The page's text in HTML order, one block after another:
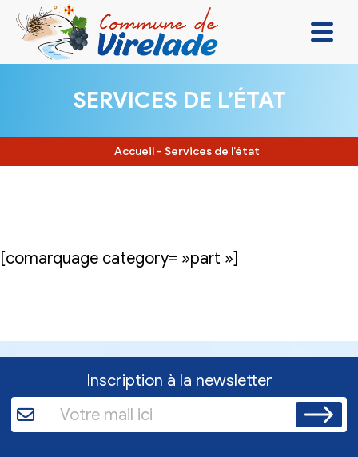
VIVRE ENSEMBLE
SE DIVERTIR
SERVICES DE L’ÉTAT
Accueil - Services de l’état
[comarquage category= »part »]
Inscription à la newsletter